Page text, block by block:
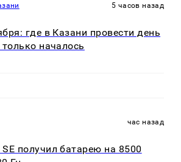
5 часов назад
где в Казани провести день
началось
час назад
получил батарею на 8500